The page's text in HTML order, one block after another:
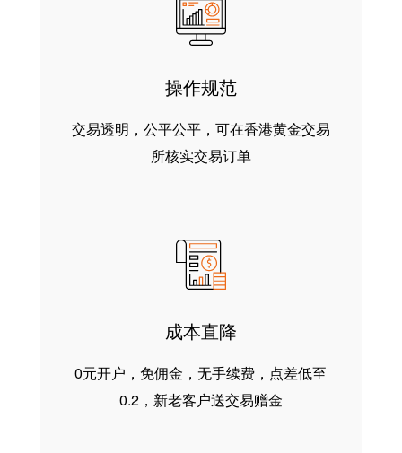
操作规范
交易透明，公平公平，可在香港黄金交易
所核实交易订单
成本直降
0元开户，免佣金，无手续费，点差低至
0.2，新老客户送交易赠金